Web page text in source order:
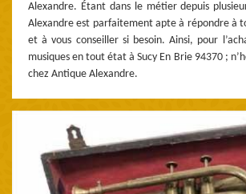
Alexandre. Étant dans le métier depuis
Alexandre est parfaitement apte à répondre à
et à vous conseiller si besoin. Ainsi, pour
musiques en tout état à Sucy En Brie 94370 ;
chez Antique Alexandre.